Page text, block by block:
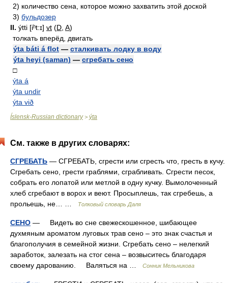
2) количество сена, которое можно захватить этой доской
3) бульдозер
II. ýtti [iʰt:ɪ] vt (D A)
толкать вперёд, двигать
ýta báti á flot — сталкивать лодку в воду
ýta heyi (saman) — сгребать сено
□
ýta á
ýta undir
ýta við
Íslensk-Russian dictionary> ýta
См. также в других словарях:
СГРЕБАТЬ — СГРЕБАТЬ, сгрести или сгресть что, гресть в кучу.
Сгребать сено, грести граблями, сграбливать. Сгрести песок,
собрать его лопатой или метлой в одну кучку. Вымолоченный
хлеб сгребают в ворох и веют. Просыплешь, так сгребешь, а
прольешь, не… …
Толковый словарь Даля
СЕНО — Видеть во сне свежескошенное, шибающее
духмяным ароматом луговых трав сено – это знак счастья и
благополучия в семейной жизни. Сгребать сено – нелегкий
заработок, залезать на стог сена – возвыситесь благодаря
своему дарованию. Валяться на …
Сонник Мельникова